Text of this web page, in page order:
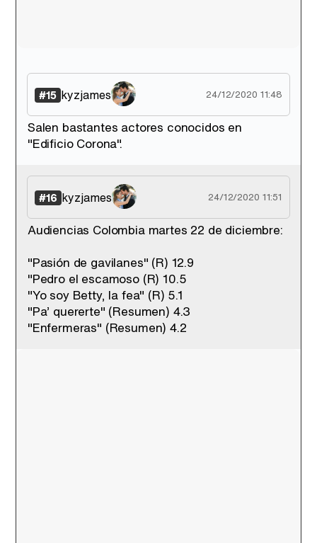
#15 kyzjames 24/12/2020 11:48
Salen bastantes actores conocidos en
"Edificio Corona".
#16 kyzjames 24/12/2020 11:51
Audiencias Colombia martes 22 de diciembre:
"Pasión de gavilanes" (R) 12.9
"Pedro el escamoso (R) 10.5
"Yo soy Betty, la fea" (R) 5.1
"Pa’ quererte" (Resumen) 4.3
"Enfermeras" (Resumen) 4.2